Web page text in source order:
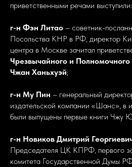
приветственными речами выступили:
г-н Фэн Литао – советник-
Посольства КНР в РФ, директор
центра в Москве зачитал
Чрезвычайного и
Чжан Ханьхуэй;
г-н Му Пин – генеральный
издательской компании «Шанс», в
были выпущены первые книги Чжу
г-н Новиков Дмитрий
Председателя ЦК КПРФ, первого
комитета Государственной Думы